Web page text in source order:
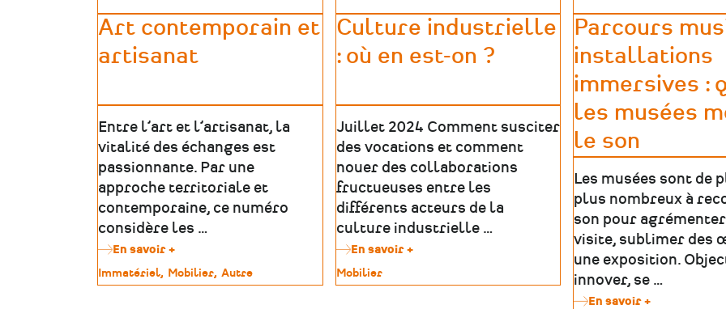
enjeux
du
patrimoine
mayennais
de
société
-
Réflexions
professionnelles
de
FEMS
2024
musées
de
société
Art contemporain et
artisanat
Entre l’art et l’artisanat, la
vitalité des échanges est
passionnante. Par une
approche territoriale et
contemporaine, ce numéro
considère les …
En savoir +
Art
contemporain
Type
de
Immatériel Mobilier Autre
Culture industrielle
: où en est-on ?
Juillet 2024 Comment susciter
des vocations et comment
nouer des collaborations
fructueuses entre les
différents acteurs de la
culture industrielle …
En savoir +sur
Type
de
Mobilier
Parcours
installations
immersives :
les musées
le son
Les musées sont de
plus nombreux à
son pour
visite, sublimer des
une exposition.
innover, se …
En savoir +